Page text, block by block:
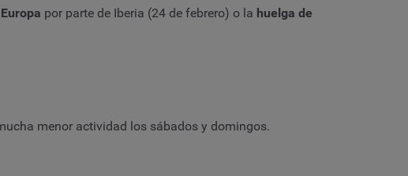
por parte de Iberia (24 de febrero) o la huelga de
menor actividad los sábados y domingos.